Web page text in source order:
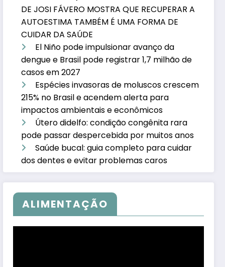
DE JOSI FÁVERO MOSTRA QUE RECUPERAR A
AUTOESTIMA TAMBÉM É UMA FORMA DE
CUIDAR DA SAÚDE
El Niño pode impulsionar avanço da
dengue e Brasil pode registrar 1,7 milhão de
casos em 2027
Espécies invasoras de moluscos crescem
215% no Brasil e acendem alerta para
impactos ambientais e econômicos
Útero didelfo: condição congênita rara
pode passar despercebida por muitos anos
Saúde bucal: guia completo para cuidar
dos dentes e evitar problemas caros
ALIMENTAÇÃO